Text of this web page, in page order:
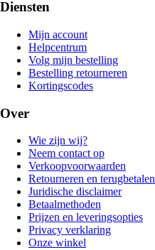
Diensten
Mijn account
Helpcentrum
Volg mijn bestelling
Bestelling retourneren
Kortingscodes
Over
Wie zijn wij?
Neem contact op
Verkoopvoorwaarden
Retourneren en terugbetalen
Juridische disclaimer
Betaalmethoden
Prijzen en leveringsopties
Privacy verklaring
Onze winkel